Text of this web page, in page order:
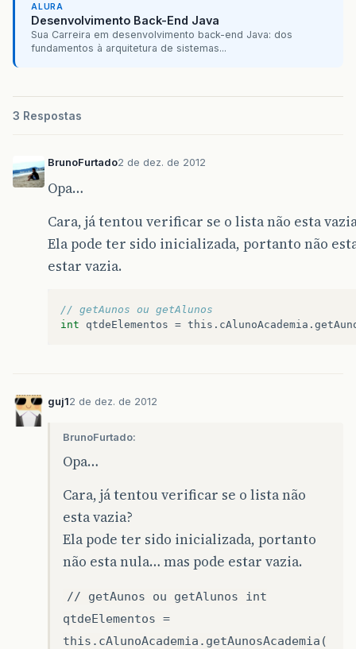
ALURA
Desenvolvimento Back-End Java
Sua Carreira em desenvolvimento back-end Java: dos
fundamentos à arquitetura de sistemas...
3 Respostas
BrunoFurtado2 de dez. de 2012
Opa…
Cara, já tentou verificar se o lista não esta
Ela pode ter sido inicializada, portanto não
estar vazia.
// getAunos ou getAlunos
int
qtdeElementos = this . cAlunoAcademia .
guj12 de dez. de 2012
BrunoFurtado:
Opa…
Cara, já tentou verificar se o lista não
esta vazia?
Ela pode ter sido inicializada, portanto
não esta nula… mas pode estar vazia.
// getAunos ou getAlunos int
qtdeElementos =
this.cAlunoAcademia.getAunosAcademia(